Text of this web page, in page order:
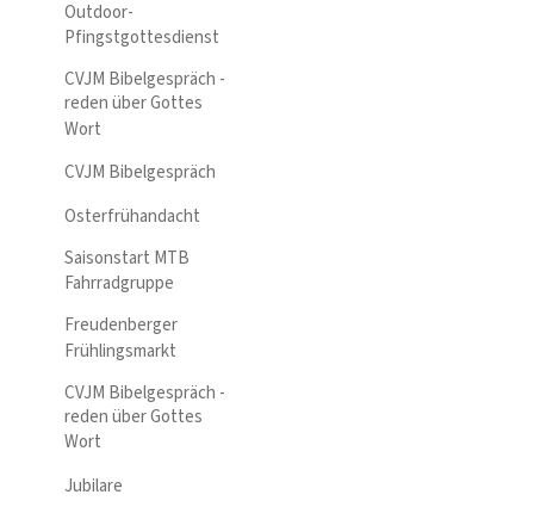
Outdoor-
Pfingstgottesdienst
CVJM Bibelgespräch -
reden über Gottes
Wort
CVJM Bibelgespräch
Osterfrühandacht
Saisonstart MTB
Fahrradgruppe
Freudenberger
Frühlingsmarkt
CVJM Bibelgespräch -
reden über Gottes
Wort
Jubilare